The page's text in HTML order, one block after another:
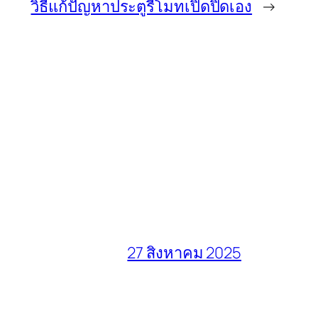
วิธีแก้ปัญหาประตูรีโมทเปิดปิดเอง →
27 สิงหาคม 2025